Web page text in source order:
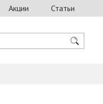
Акции Статьи